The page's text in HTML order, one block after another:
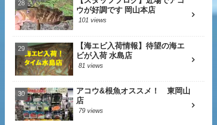
ウが好調です 岡山本店
101 views
【海エビ入荷情報】待望の海エ
ビが入荷 水島店
81 views
アコウ&根魚オススメ！ 東岡山
店
79 views